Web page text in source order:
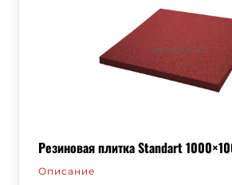
Резиновая плитка Standart
Описание